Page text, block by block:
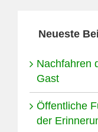
Neueste
Nachfahren
Gast
Öffentliche
der